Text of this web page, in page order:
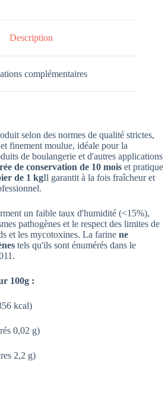
Description
complémentaires
selon des normes de qualité strictes,
finement moulue, idéale pour la
de boulangerie et d'autres applications
de conservation de 10 mois et pratique
de 1 kgIl garantit à la fois fraîcheur et
un faible taux d'humidité (<15%),
pathogènes et le respect des limites de
et les mycotoxines. La farine ne
tels qu'ils sont énumérés dans le
100g :
kcal)
0,02 g)
2,2 g)